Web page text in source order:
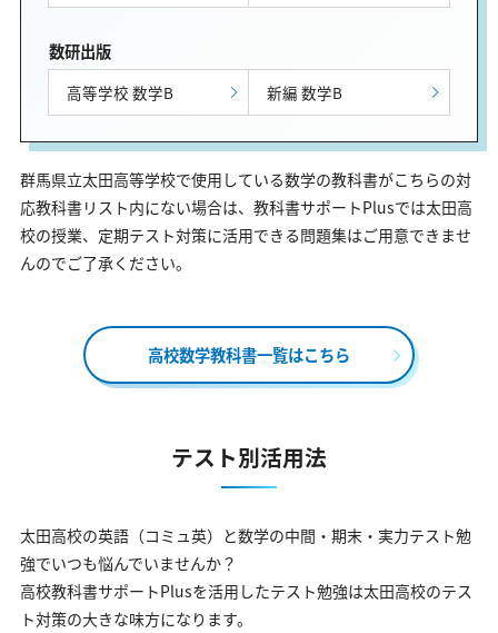
数研出版
高等学校 数学B 新編 数学B
群馬県立太田高等学校で使用している数学の教科書がこちらの対
応教科書リスト内にない場合は、教科書サポートPlusでは太田高
校の授業、定期テスト対策に活用できる問題集はご用意できませ
んのでご了承ください。
高校数学教科書一覧はこちら
テスト別活用法
太田高校の英語（コミュ英）と数学の中間・期末・実力テスト勉
強でいつも悩んでいませんか？
高校教科書サポートPlusを活用したテスト勉強は太田高校のテス
ト対策の大きな味方になります。